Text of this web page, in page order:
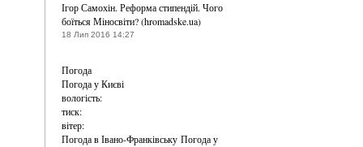
Ігор Самохін. Реформа стипендій. Чого
боїться Міносвіти? (hromadske.ua)
18 Лип 2016 14:27
Погода
Погода уКиєві
вологість:
тиск:
вітер:
Погода в Івано-Франківську Погода у